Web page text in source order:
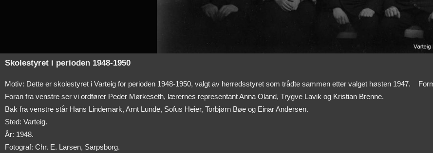
Skolestyret i perioden 1948-1950
Motiv: Dette er skolestyret i Varteig for perioden 1948-1950, valgt av herredsstyret som trådte sammen etter valget høsten 1947.
Foran fra venstre ser vi ordfører Peder Mørkeseth, lærernes representant Anna Oland, Trygve Lavik og Kristian Brenne.
Bak fra venstre står Hans Lindemark, Arnt Lunde, Sofus Heier, Torbjørn Bøe og Einar Andersen.
Sted: Varteig.
År: 1948.
Fotograf: Chr. E. Larsen, Sarpsborg.